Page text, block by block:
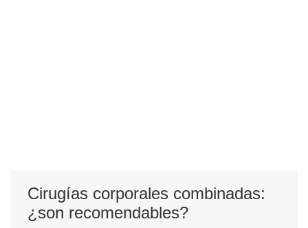
Cirugías corporales combinadas:
¿son recomendables?